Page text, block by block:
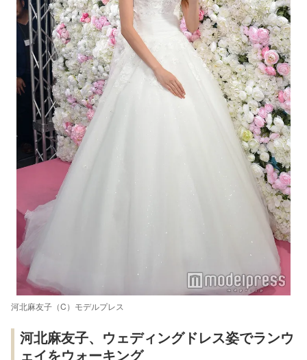
河北麻友子（C）モデルプレス
河北麻友子、ウェディングドレス姿でランウ
ェイをウォーキング